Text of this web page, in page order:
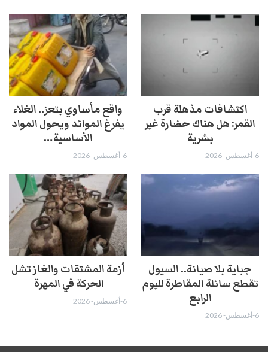
اكتشافات مذهلة قرب
القمر: هل هناك حضارة غير
بشرية
6-أغسطس- 2026
واقع مأساوي بتعز.. الغلاء
يفرغ الموائد ويحول المواد
الأساسية…
6-أغسطس- 2026
جباية بلا صيانة.. السيول
تقطع سائلة المقاطرة لليوم
الرابع
6-أغسطس- 2026
أزمة المشتقات والغاز تشل
الحركة في المهرة ​
6-أغسطس- 2026